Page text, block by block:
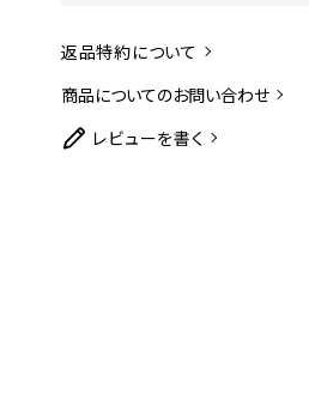
返品特約について
商品についてのお問い合わせ
レビューを書く